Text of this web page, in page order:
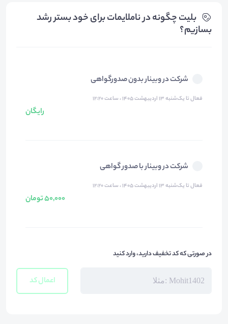
بلیت‌ چگونه در ناملایمات برای خود بستر رشد
بسازیم؟
شرکت در وبینار بدون صدورگواهی
فعال تا یک‌شنبه ۱۳ اردیبهشت ۱۴۰۵ ، ساعت ۱۲:۲۰
رایگان
شرکت در وبینار با صدور گواهی
فعال تا یک‌شنبه ۱۳ اردیبهشت ۱۴۰۵ ، ساعت ۱۲:۲۰
50,000 تومان
در صورتی که کد تخفیف دارید، وارد کنید
اعمال کد